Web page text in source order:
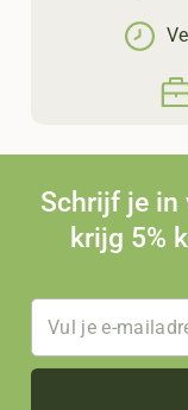
Schrijf je in
krijg 5%